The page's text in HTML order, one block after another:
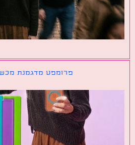
פרומפט מדגמנת מכשיר